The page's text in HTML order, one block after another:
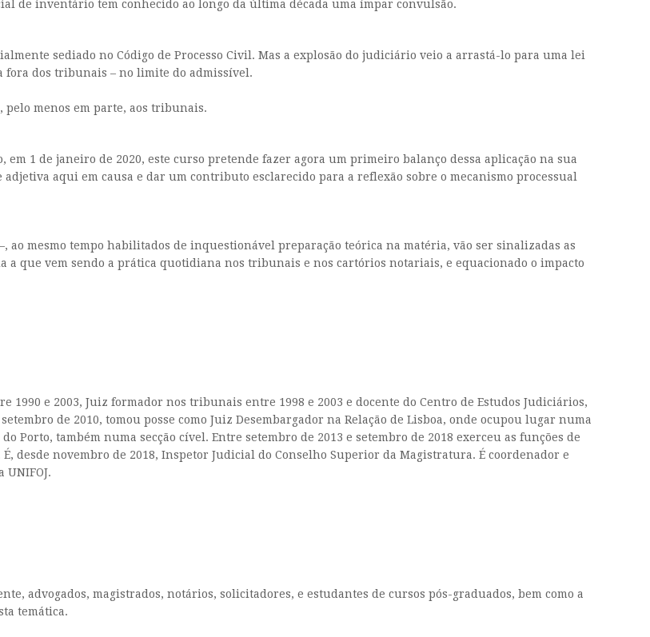
de inventário tem conhecido ao longo da última década uma ímpar convulsão.
sediado no Código de Processo Civil. Mas a explosão do judiciário veio a arrastá-lo para uma lei
fora dos tribunais – no limite do admissível.
pelo menos em parte, aos tribunais.
1 de janeiro de 2020, este curso pretende fazer agora um primeiro balanço dessa aplicação na sua
aqui em causa e dar um contributo esclarecido para a reflexão sobre o mecanismo processual
mesmo tempo habilitados de inquestionável preparação teórica na matéria, vão ser sinalizadas as
a que vem sendo a prática quotidiana nos tribunais e nos cartórios notariais, e equacionado o impacto
e 2003, Juiz formador nos tribunais entre 1998 e 2003 e docente do Centro de Estudos Judiciários,
de 2010, tomou posse como Juiz Desembargador na Relação de Lisboa, onde ocupou lugar numa
Porto, também numa secção cível. Entre setembro de 2013 e setembro de 2018 exerceu as funções de
desde novembro de 2018, Inspetor Judicial do Conselho Superior da Magistratura. É coordenador e
UNIFOJ.
advogados, magistrados, notários, solicitadores, e estudantes de cursos pós-graduados, bem como a
temática.